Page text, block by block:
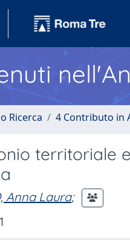
Ricerca 4 Contributo in
territoriale
Anna Laura;